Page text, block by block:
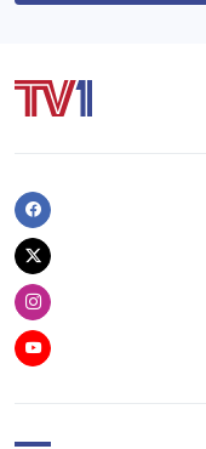
Facebook
Twitter
Instagram
Youtube